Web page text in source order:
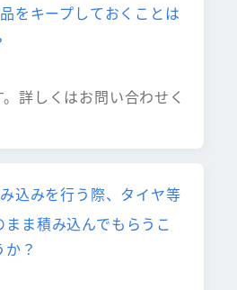
をキープしておくことは
詳しくはお問い合わせく
込みを行う際、タイヤ等
ま積み込んでもらうこ
？